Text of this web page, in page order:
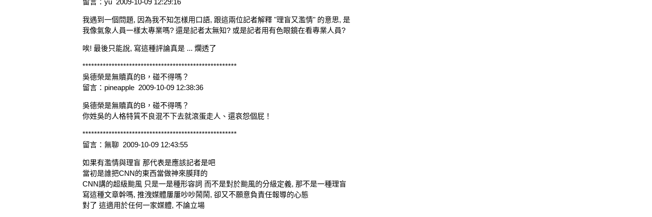
留言：yu 2009-10-09 12:29:16
我遇到一個問題, 因為我不知怎樣用口語, 跟這兩位記者解釋 "理盲又濫情" 的意思, 是
我像氣象人員一樣太專業嗎? 還是記者太無知? 或是記者用有色眼鏡在看專業人員?
唉! 最後只能說, 寫這種評論真是 ... 爛透了
*****************************************************
吳德榮是無贖真的B，碰不得嗎？
留言：pineapple 2009-10-09 12:38:36
吳德榮是無贖真的B，碰不得嗎？
你姓吳的人格特質不良混不下去就滾蛋走人、還哀怨個屁！
*****************************************************
留言：無聊 2009-10-09 12:43:55
如果有濫情與理盲 那代表是應該記者是吧
當初是誰把CNN的東西當做神來膜拜的
CNN講的超級颱風 只是一是種形容詞 而不是對於颱風的分級定義, 那不是一種理盲
寫這種文章幹嗎, 推洩媒體屢屢吵吵鬧鬧, 卻又不願意負責任報導的心態
對了 這適用於任何一家媒體, 不論立場